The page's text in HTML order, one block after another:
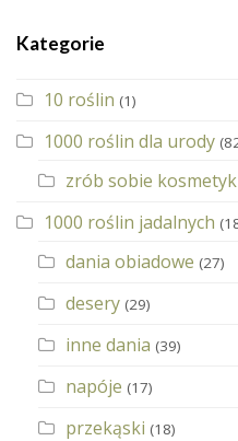
Kategorie
10 roślin (1)
1000 roślin dla urody
zrób sobie kosmetyk
1000 roślin jadalnych
dania obiadowe (27)
desery (29)
inne dania (39)
napóje (17)
przekąski (18)